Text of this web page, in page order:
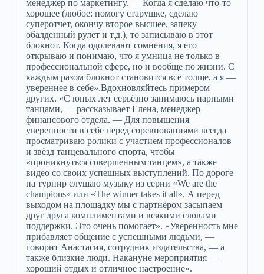
менеджер по маркетингу. — Когда я сделаю что-то
хорошее (любое: помогу старушке, сделаю
суперотчет, окончу второе высшее, запеку
обалденный рулет и т.д.), то записываю в этот
блокнот. Когда одолевают сомнения, я его
открываю и понимаю, что я умница не только в
профессиональной сфере, но и вообще по жизни. С
каждым разом блокнот становится все толще, а я —
увереннее в себе».Вдохновляйтесь примером
других. «С юных лет серьёзно занимаюсь парными
танцами, — рассказывает Елена, менеджер
финансового отдела. — Для повышения
уверенности в себе перед соревнованиями всегда
просматриваю ролики с участием профессионалов
и звёзд танцевального спорта, чтобы
«проникнуться совершенным танцем», а также
видео со своих успешных выступлений. По дороге
на турнир слушаю музыку из серии «We are the
champions» или «The winner takes it all». А перед
выходом на площадку мы с партнёром засыпаем
друг друга комплиментами и всякими словами
поддержки. Это очень помогает». «Уверенность мне
прибавляет общение с успешными людьми, —
говорит Анастасия, сотрудник издательства, — а
также близкие люди. Накануне мероприятия —
хороший отдых и отличное настроение».